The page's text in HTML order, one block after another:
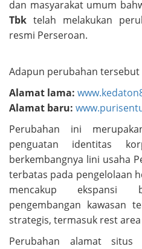
dan masyarakat umum
Tbk telah melakukan
resmi Perseroan.
Adapun perubahan
Alamat lama:
Alamat baru:
Perubahan ini
penguatan identitas
berkembangnya lini usaha
terbatas pada pengelolaan
mencakup
pengembangan kawasan
strategis, termasuk rest
Perubahan alamat